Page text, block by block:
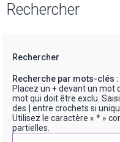
Rechercher
Rechercher
Recherche par mots-clés :
Placez un + devant un mot
mot qui doit être exclu.
des
entre crochets si
Utilisez le caractère « * »
partielles.